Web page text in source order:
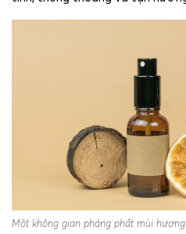
Một không gian phảng phất mùi